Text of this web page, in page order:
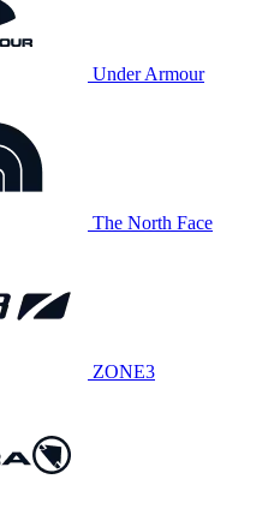
Under Armour
The North Face
ZONE3